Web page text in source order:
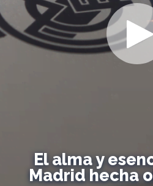
El alma y
Madrid hecha